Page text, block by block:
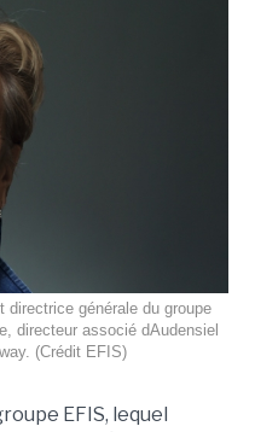
directrice générale du groupe
directeur associé dAudensiel
(Crédit EFIS)
EFIS, lequel